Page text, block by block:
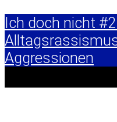
Ich doch nicht
Aggressionen